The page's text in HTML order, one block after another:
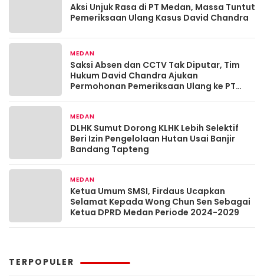
Aksi Unjuk Rasa di PT Medan, Massa Tuntut
Pemeriksaan Ulang Kasus David Chandra
MEDAN
Saksi Absen dan CCTV Tak Diputar, Tim
Hukum David Chandra Ajukan
Permohonan Pemeriksaan Ulang ke PT
MEDAN
DLHK Sumut Dorong KLHK Lebih Selektif
Beri Izin Pengelolaan Hutan Usai Banjir
Bandang Tapteng
MEDAN
Ketua Umum SMSI, Firdaus Ucapkan
Selamat Kepada Wong Chun Sen Sebagai
Ketua DPRD Medan Periode 2024-2029
TERPOPULER